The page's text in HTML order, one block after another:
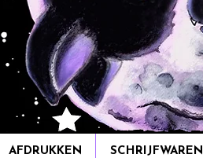
AFDRUKKEN SCHRIJFWAREN